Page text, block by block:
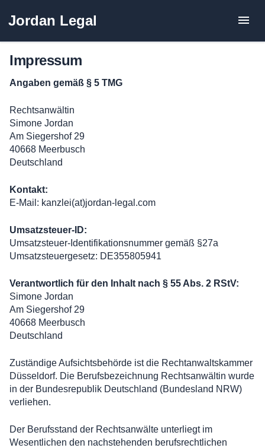
Inhalt
Jordan Legal
Impressum
Angaben gemäß § 5 TMG
Rechtsanwältin
Simone Jordan
Am Siegershof 29
40668 Meerbusch
Deutschland
Kontakt:
E-Mail: kanzlei(at)jordan-legal.com
Umsatzsteuer-ID:
Umsatzsteuer-Identifikationsnummer gemäß §27a
Umsatzsteuergesetz: DE355805941
Verantwortlich für den Inhalt nach § 55 Abs. 2 RStV:
Simone Jordan
Am Siegershof 29
40668 Meerbusch
Deutschland
Zuständige Aufsichtsbehörde ist die Rechtanwaltskammer
Düsseldorf. Die Berufsbezeichnung Rechtsanwältin wurde
in der Bundesrepublik Deutschland (Bundesland NRW)
verliehen.
Der Berufsstand der Rechtsanwälte unterliegt im
Wesentlichen den nachstehenden berufsrechtlichen